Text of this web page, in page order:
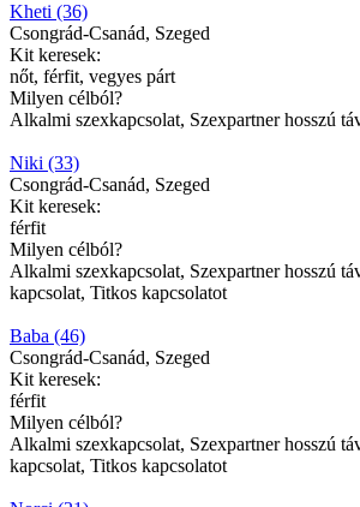
Kheti (36)
Csongrád-Csanád, Szeged
Kit keresek:
nőt, férfit, vegyes párt
Milyen célból?
Alkalmi szexkapcsolat, Szexpartner hosszú
Niki (33)
Csongrád-Csanád, Szeged
Kit keresek:
férfit
Milyen célból?
Alkalmi szexkapcsolat, Szexpartner hosszú
kapcsolat, Titkos kapcsolatot
Baba (46)
Csongrád-Csanád, Szeged
Kit keresek:
férfit
Milyen célból?
Alkalmi szexkapcsolat, Szexpartner hosszú
kapcsolat, Titkos kapcsolatot